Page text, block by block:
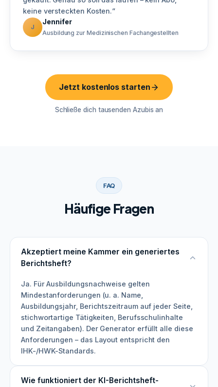
keine versteckten Kosten.“
J
Jennifer
Ausbildung zur Medizinischen Fachangestellten
Jetzt kostenlos starten
Schließe dich tausenden Azubis an
FAQ
Häufige Fragen
Akzeptiert meine Kammer ein generiertes
Berichtsheft?
Ja. Für Ausbildungsnachweise gelten
Mindestanforderungen (u. a. Name,
Ausbildungsjahr, Berichtszeitraum auf jeder Seite,
stichwortartige Tätigkeiten, Berufsschulinhalte
und Zeitangaben). Der Generator erfüllt alle diese
Anforderungen – das Layout entspricht den
IHK-/HWK-Standards.
Wie funktioniert der KI-Berichtsheft-